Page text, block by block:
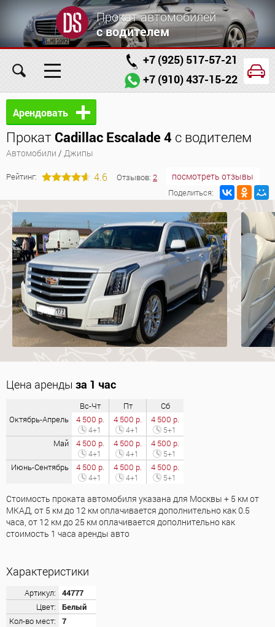
Прокат автомобилей
с водителем
+7 (925) 517-57-21
+7 (910) 437-15-22
Главная Автомобили
Условия аренды Заказ проката онлайн
Арендовать
Прокат Cadillac Escalade 4 с водителем
Автомобили / Джипы
Рейтинг: 4.6 Отзывов: 2 посмотреть отзывы
Поделиться:
Цена аренды за 1 час
Вс-Чт Пт
Сб
Октябрь-Апрель
4 500 р.
4+1
4 500 р.
4+1
4 500 р.
5+1
Май 4 500 р.
4+1
4 500 р.
4+1
4 500 р.
5+1
Июнь-Сентябрь 4 500 р.
4+1
4 500 р.
4+1
4 500 р.
5+1
Стоимость проката автомобиля указана для Москвы + 5 км от
МКАД, от 5 км до 12 км оплачивается дополнительно как 0.5
часа, от 12 км до 25 км оплачивается дополнительно как
стоимость 1 часа аренды авто
Характеристики
Артикул:
44777
Цвет:
Белый
Кол-во мест:
7